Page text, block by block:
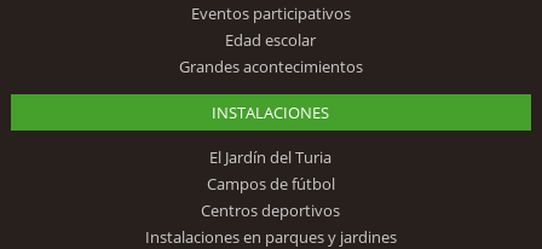
Eventos participativos
Edad escolar
Grandes acontecimientos
INSTALACIONES
El Jardín del Turia
Campos de fútbol
Centros deportivos
Instalaciones en parques y jardines